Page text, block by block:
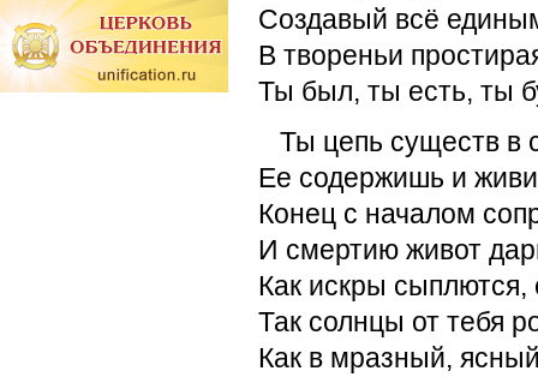
Создавый всё
В твореньи
Ты был, ты есть, ты
Ты цепь существ
Ее содержишь и
Конец с началом
И смертию живот
Как искры сыплются,
Так солнцы от тебя
Как в мразный,